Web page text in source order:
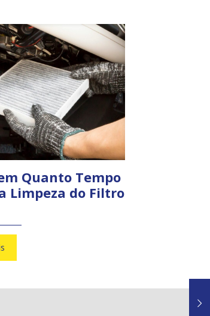
Quanto Tempo
Limpeza do Filtro